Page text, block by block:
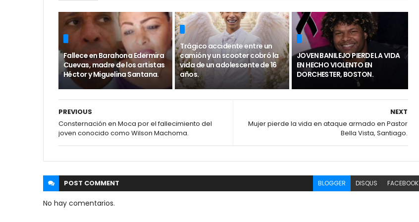
Fallece en Barahona Edermira
Cuevas, madre de los artistas
Héctor y Miguelina Santana.
Trágico accidente entre un
camión y un scooter cobró la
vida de un adolescente de 16
años.
JOVEN BANILEJO PIERDE LA VIDA
EN HECHO VIOLENTO EN
DORCHESTER, BOSTON.
NEXT
Mujer pierde la vida en ataque armado en Pastor
Bella Vista, Santiago.
PREVIOUS
Consternación en Moca por el fallecimiento del
joven conocido como Wilson Machoma.
POST COMMENT BLOGGER DISQUS FACEBOOK
No hay comentarios.